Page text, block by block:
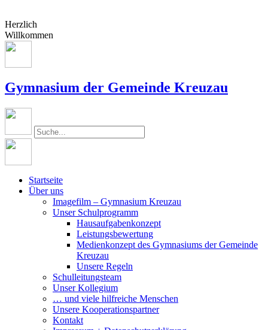
Herzlich
Willkommen
Gymnasium der Gemeinde Kreuzau
Startseite
Über uns
Imagefilm – Gymnasium Kreuzau
Unser Schulprogramm
Hausaufgabenkonzept
Leistungsbewertung
Medienkonzept des Gymnasiums der Gemeinde
Kreuzau
Unsere Regeln
Schulleitungsteam
Unser Kollegium
… und viele hilfreiche Menschen
Unsere Kooperationspartner
Kontakt